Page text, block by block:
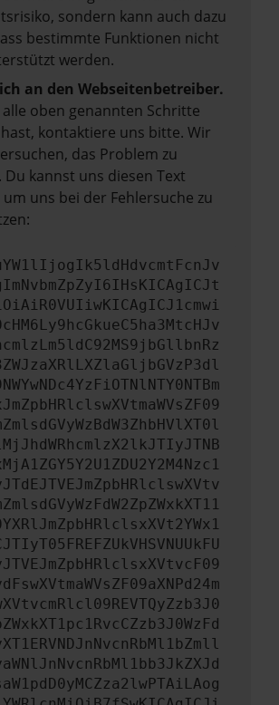
sondern kann auch dazu
bestimmte Funktionen nicht
werden.
an den Webseitenbetreiber.
oben genannten Schritte
kontaktiere uns bitte. Wir
das Problem zu
Du kannst uns diesen Text
um uns bei der Fehlersuche zu